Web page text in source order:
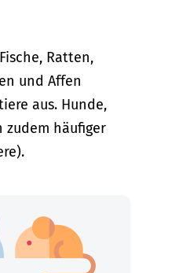
Ratten,
und Affen
aus. Hunde,
zudem häufiger